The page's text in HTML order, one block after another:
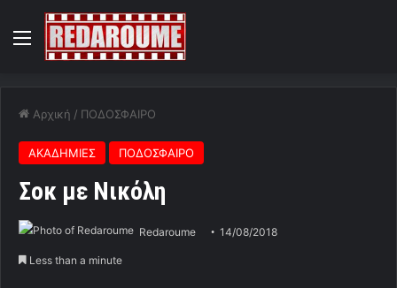
Menu
Αρχική / ΠΟΔΟΣΦΑΙΡΟ
ΑΚΑΔΗΜΙΕΣ ΠΟΔΟΣΦΑΙΡΟ
Σοκ με Νικόλη
Redaroume 14/08/2018
Less than a minute